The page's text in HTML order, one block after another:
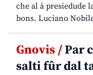
che al à presiedude
bons. Luciano
Gnovis /Par
salti fûr dal